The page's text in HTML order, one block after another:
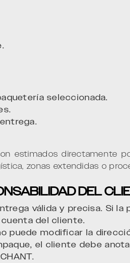
seleccionada.
estimados directamente
zonas extendidas o
DEL
válida y precisa. Si la
del cliente.
puede modificar la
el cliente debe